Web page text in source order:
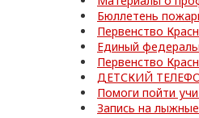
Бюллетень
Первенство
Единый
Первенство
ДЕТСКИЙ
Помоги пойти
Запись на